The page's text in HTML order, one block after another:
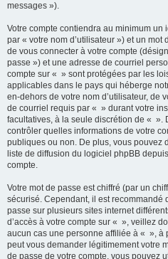
messages »).
Votre compte contiendra au minimum
par « votre nom d’utilisateur ») et un
de vous connecter à votre compte
passe ») et une adresse de courriel
compte sur « » sont protégées par les
applicables dans le pays qui héberge
en-dehors de votre nom d’utilisateur, de
de courriel requis par « » durant votre
facultatives, à la seule discrétion de « ».
contrôler quelles informations de votre
publiques ou non. De plus, vous pouvez
liste de diffusion du logiciel phpBB
compte.
Votre mot de passe est chiffré (par un
sécurisé. Cependant, il est recommandé
passe sur plusieurs sites internet
d’accès à votre compte sur « », veillez
aucun cas une personne affiliée à « », à
peut vous demander légitimement votre
de passe de votre compte, vous pouvez